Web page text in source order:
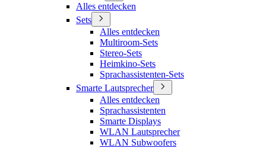
Alles entdecken
Sets
Alles entdecken
Multiroom-Sets
Stereo-Sets
Heimkino-Sets
Sprachassistenten-Sets
Smarte Lautsprecher
Alles entdecken
Sprachassistenten
Smarte Displays
WLAN Lautsprecher
WLAN Subwoofers